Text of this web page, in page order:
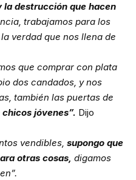
la destrucción que hacen
trabajamos para los
verdad que nos llena de
que comprar con plata
dos candados, y nos
también las puertas de
jóvenes”. Dijo
vendibles, supongo que
otras cosas, digamos